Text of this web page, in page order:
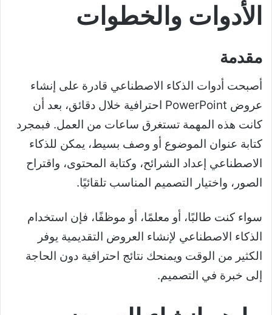
الأدوات والخطوات
مقدمة
أصبحت أدوات الذكاء الاصطناعي قادرة على إنشاء
عروض PowerPoint احترافية خلال دقائق، بعد أن
كانت هذه المهمة تستغرق ساعات من العمل. فبمجرد
كتابة عنوان الموضوع أو وصف بسيط، يمكن للذكاء
الاصطناعي إعداد الشرائح، وكتابة المحتوى، واقتراح
الصور، واختيار التصميم المناسب تلقائيًا.
سواء كنت طالبًا، أو معلمًا، أو موظفًا، فإن استخدام
الذكاء الاصطناعي لإنشاء العروض التقديمية يوفر
الكثير من الوقت ويمنحك نتائج احترافية دون الحاجة
إلى خبرة في التصميم.